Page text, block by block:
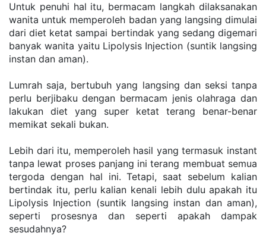
Untuk penuhi hal itu, bermacam langkah dilaksanakan
wanita untuk memperoleh badan yang langsing dimulai
dari diet ketat sampai bertindak yang sedang digemari
banyak wanita yaitu Lipolysis Injection (suntik langsing
instan dan aman).
Lumrah saja, bertubuh yang langsing dan seksi tanpa
perlu berjibaku dengan bermacam jenis olahraga dan
lakukan diet yang super ketat terang benar-benar
memikat sekali bukan.
Lebih dari itu, memperoleh hasil yang termasuk instant
tanpa lewat proses panjang ini terang membuat semua
tergoda dengan hal ini. Tetapi, saat sebelum kalian
bertindak itu, perlu kalian kenali lebih dulu apakah itu
Lipolysis Injection (suntik langsing instan dan aman),
seperti prosesnya dan seperti apakah dampak
sesudahnya?